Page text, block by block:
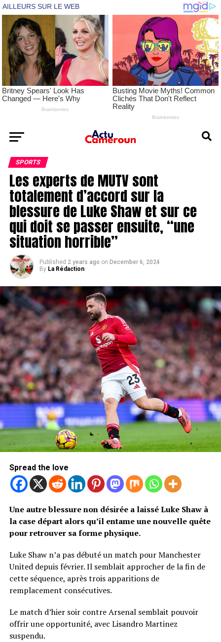
SPORTS
Les experts de MUTV sont
totalement d’accord sur la
blessure de Luke Shaw et sur ce
qui doit se passer ensuite, “une
situation horrible”
Published 2 years ago on December 6, 2024
By La Rédaction
Spread the love
Une autre blessure non désirée a laissé Luke Shaw à
la case départ alors qu’il entame une nouvelle quête
pour retrouver sa forme physique.
Luke Shaw n’a pas débuté un match pour Manchester
United depuis février. Il semblait approcher de la fin de
cette séquence, après trois apparitions de
remplacement consécutives.
Le match d’hier soir contre Arsenal semblait pouvoir
offrir une opportunité, avec Lisandro Martinez
suspendu.